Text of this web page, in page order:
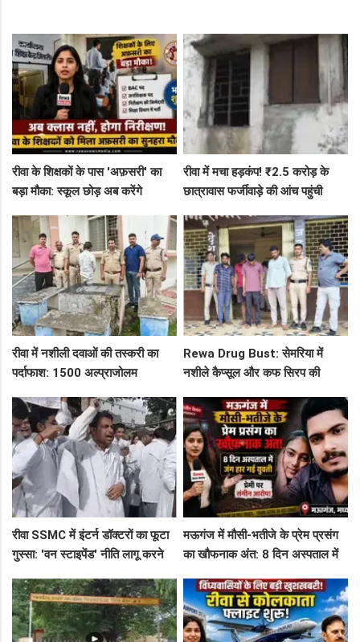
रीवा के शिक्षकों के पास 'अफ़सरी' का
बड़ा मौका: स्कूल छोड़ अब करेंगे
पर निकली भर्ती!
रीवा में मचा हड़कंप! ₹2.5 करोड़ के
छात्रावास फर्जीवाड़े की आंच पहुंची
एक्शन लेटर
रीवा में नशीली दवाओं की तस्करी का
पर्दाफाश: 1500 अल्प्राजोलम
सप्लाई चेन
Rewa Drug Bust: सेमरिया में
नशीले कैप्सूल और कफ सिरप की
के पीछे
रीवा SSMC में इंटर्न डॉक्टरों का फूटा
गुस्सा: 'वन स्टाइपेंड' नीति लागू करने
छात्र
मऊगंज में मौसी-भतीजे के प्रेम प्रसंग
का खौफनाक अंत: 8 दिन अस्पताल में
आरोप!